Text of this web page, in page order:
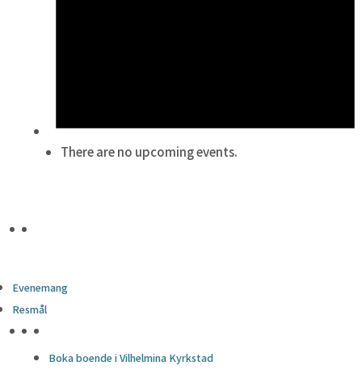
There are no upcoming events.
Evenemang
Resmål
Boka boende i Vilhelmina Kyrkstad